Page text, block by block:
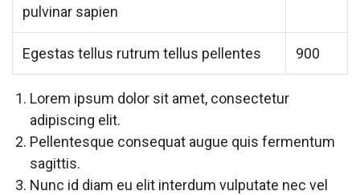
pulvinar sapien
Egestas tellus rutrum tellus pellentes 900
Lorem ipsum dolor sit amet, consectetur
adipiscing elit.
Pellentesque consequat augue quis fermentum
sagittis.
Nunc id diam eu elit interdum vulputate nec vel